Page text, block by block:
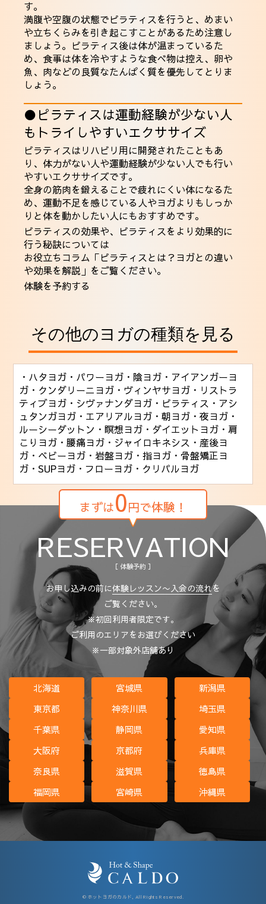
す。
満腹や空腹の状態でピラティスを行うと、めまい
や立ちくらみを引き起こすことがあるため注意し
ましょう。ピラティス後は体が温まっているた
め、食事は体を冷やすような食べ物は控え、卵や
魚、肉などの良質なたんぱく質を優先してとりま
しょう。
●ピラティスは運動経験が少ない人
もトライしやすいエクササイズ
ピラティスはリハビリ用に開発されたこともあ
り、体力がない人や運動経験が少ない人でも行い
やすいエクササイズです。
全身の筋肉を鍛えることで疲れにくい体になるた
め、運動不足を感じている人やヨガよりもしっか
りと体を動かしたい人にもおすすめです。
ピラティスの効果や、ピラティスをより効果的に
行う秘訣については
お役立ちコラム「ピラティスとは？ヨガとの違い
や効果を解説」 をご覧ください。
体験を予約する
その他のヨガの種類を見る
・ハタヨガ ・パワーヨガ ・陰ヨガ ・アイアンガーヨ
ガ ・クンダリーニヨガ ・ヴィンヤサヨガ ・リストラ
ティブヨガ ・シヴァナンダヨガ ・ピラティス ・アシ
ュタンガヨガ ・エアリアルヨガ ・朝ヨガ ・夜ヨガ ・
ルーシーダットン ・瞑想ヨガ ・ダイエットヨガ ・肩
こりヨガ ・腰痛ヨガ ・ジャイロキネシス ・産後ヨ
ガ ・ベビーヨガ ・岩盤ヨガ ・指ヨガ ・骨盤矯正ヨ
ガ ・SUPヨガ ・フローヨガ ・クリパルヨガ
まずは0円で体験！
RESERVATION
［ 体験予約 ］
お申し込みの前に体験レッスン〜入会の流れを
ご覧ください。
※初回利用者限定です。
ご利用のエリアをお選びください
※一部対象外店舗あり
北海道 宮城県
新潟県
東京都
神奈川県
埼玉県
千葉県
静岡県
愛知県
大阪府
京都府
兵庫県
奈良県
滋賀県
徳島県
福岡県
宮崎県 沖縄県
© ホットヨガのカルド, All Rights Reserved.